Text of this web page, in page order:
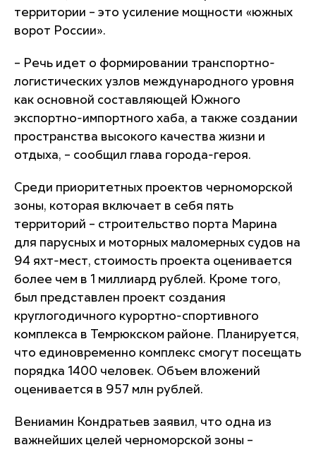
территории – это усиление мощности «южных
ворот России».
– Речь идет о формировании транспортно-
логистических узлов международного уровня
как основной составляющей Южного
экспортно-импортного хаба, а также создании
пространства высокого качества жизни и
отдыха, – сообщил глава города-героя.
Среди приоритетных проектов черноморской
зоны, которая включает в себя пять
территорий – строительство порта Марина
для парусных и моторных маломерных судов на
94 яхт-мест, стоимость проекта оценивается
более чем в 1 миллиард рублей. Кроме того,
был представлен проект создания
круглогодичного курортно-спортивного
комплекса в Темрюкском районе. Планируется,
что единовременно комплекс смогут посещать
порядка 1400 человек. Объем вложений
оценивается в 957 млн рублей.
Вениамин Кондратьев заявил, что одна из
важнейших целей черноморской зоны –